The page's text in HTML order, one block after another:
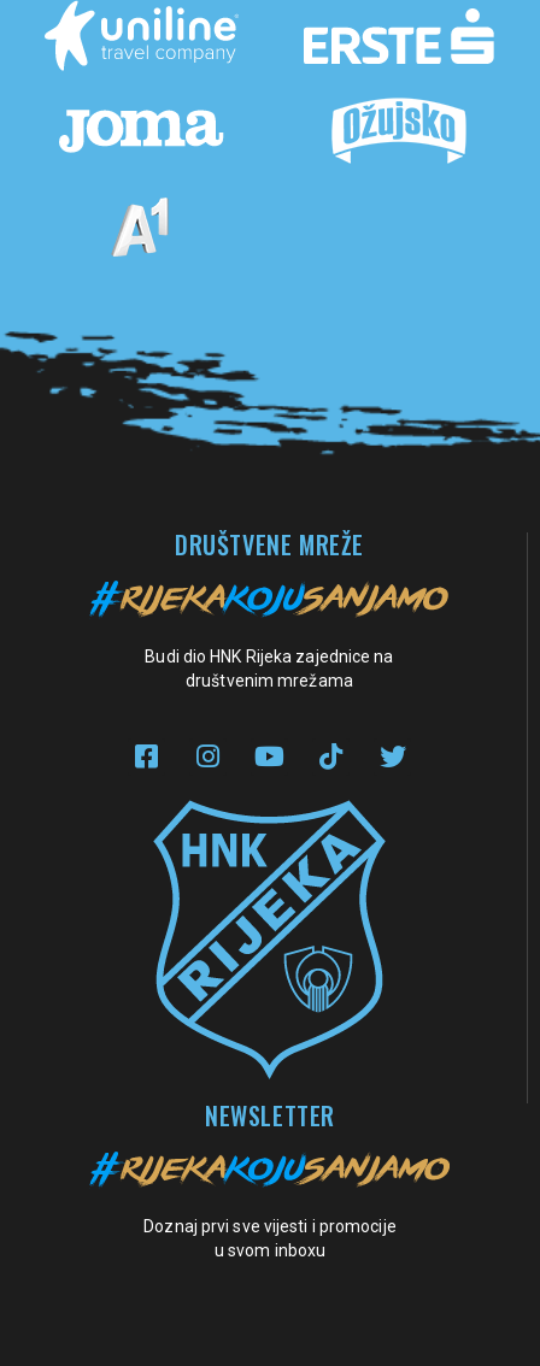
DRUŠTVENE MREŽE
Budi dio HNK Rijeka zajednice na
društvenim mrežama
NEWSLETTER
Doznaj prvi sve vijesti i promocije
u svom inboxu